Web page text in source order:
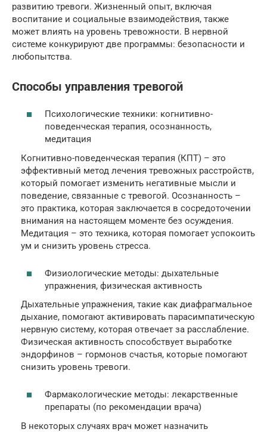
развитию тревоги. Жизненный опыт, включая
воспитание и социальные взаимодействия, также
может влиять на уровень тревожности. В нервной
системе конкурируют две программы: безопасности и
любопытства.
Способы управления тревогой
Психологические техники: когнитивно-
поведенческая терапия, осознанность,
медитация
Когнитивно-поведенческая терапия (КПТ) – это
эффективный метод лечения тревожных расстройств,
который помогает изменить негативные мысли и
поведение, связанные с тревогой. Осознанность –
это практика, которая заключается в сосредоточении
внимания на настоящем моменте без осуждения.
Медитация – это техника, которая помогает успокоить
ум и снизить уровень стресса.
Физиологические методы: дыхательные
упражнения, физическая активность
Дыхательные упражнения, такие как диафрагмальное
дыхание, помогают активировать парасимпатическую
нервную систему, которая отвечает за расслабление.
Физическая активность способствует выработке
эндорфинов – гормонов счастья, которые помогают
снизить уровень тревоги.
Фармакологические методы: лекарственные
препараты (по рекомендации врача)
В некоторых случаях врач может назначить